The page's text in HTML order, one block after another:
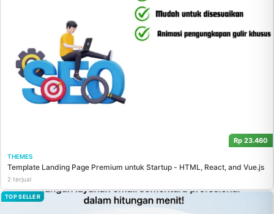
Rp 23.460
THEMES
Template Landing Page Premium untuk Startup - HTML, React, and Vue.js
2 terjual
TOP SELLER